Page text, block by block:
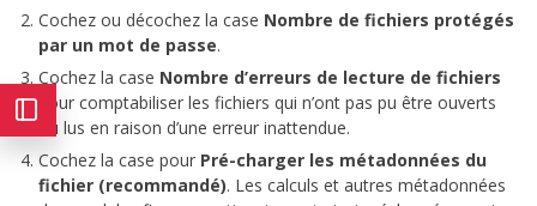
Cochez ou décochez la case Nombre de fichiers protégés
par un mot de passe.
Cochez la case Nombre d’erreurs de lecture de fichiers
pour comptabiliser les fichiers qui n’ont pas pu être ouverts
ou lus en raison d’une erreur inattendue.
Cochez la case pour Pré-charger les métadonnées du
fichier (recommandé). Les calculs et autres métadonnées